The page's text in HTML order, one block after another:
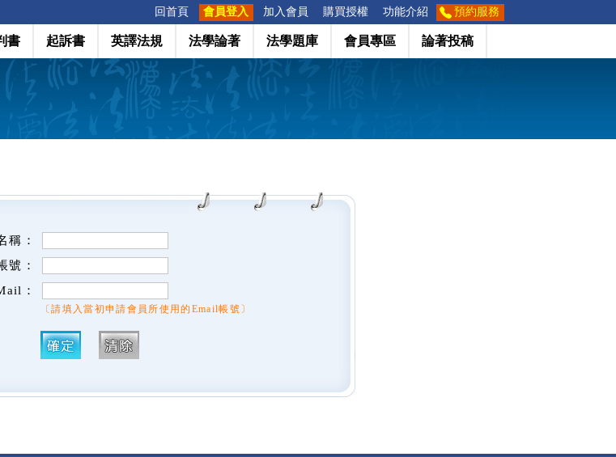
回首頁 會員登入 加入會員 購買授權 功能介紹 預約服務
書 起訴書 英譯法規 法學論著 法學題庫 會員專區 論著投稿
稱：
號：
：
〔請填入當初申請會員所使用的Email帳號〕